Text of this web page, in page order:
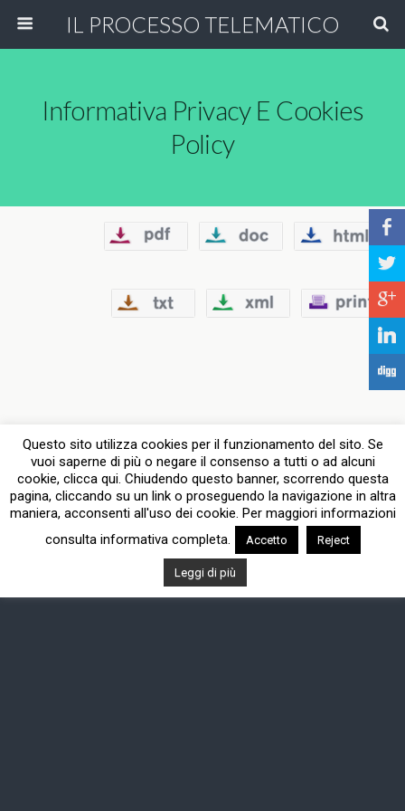
IL PROCESSO TELEMATICO
Informativa Privacy E Cookies
Policy
Torna su
Dispositivo Portatile Pc Desktop
Questo sito utilizza cookies per il funzionamento del sito. Se
vuoi saperne di più o negare il consenso a tutti o ad alcuni
cookie, clicca qui. Chiudendo questo banner, scorrendo questa
pagina, cliccando su un link o proseguendo la navigazione in altra
maniera, acconsenti all'uso dei cookie. Per maggiori informazioni
consulta informativa completa.
Accetto Reject
Leggi di più
b
a
c
j
F